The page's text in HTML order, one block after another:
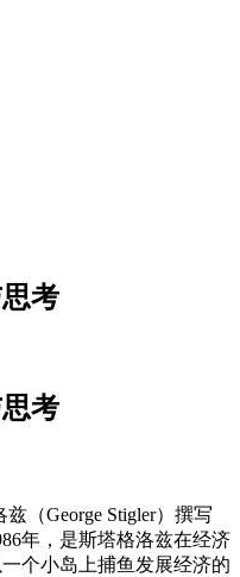
考
考
（George Stigler）撰写
年，是斯塔格洛兹在经济
个小岛上捕鱼发展经济的